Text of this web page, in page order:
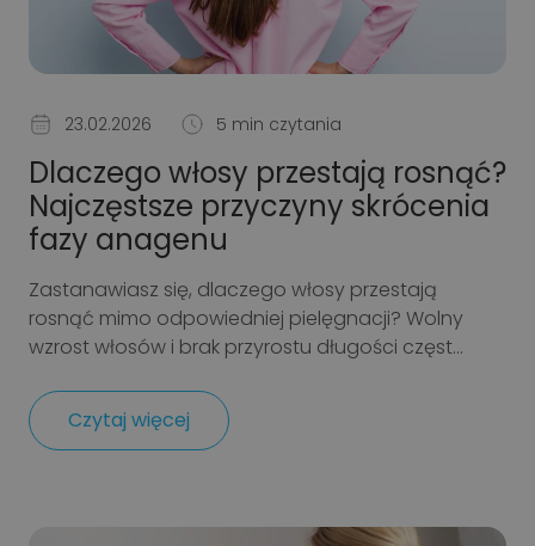
23.02.2026 5 min czytania
Dlaczego włosy przestają rosnąć?
Najczęstsze przyczyny skrócenia
fazy anagenu
Zastanawiasz się, dlaczego włosy przestają
rosnąć mimo odpowiedniej pielęgnacji? Wolny
wzrost włosów i brak przyrostu długości częst...
Czytaj więcej